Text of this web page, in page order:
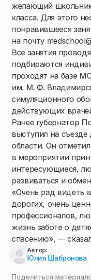
желающий
класса. Для этого
понравившееся
на почту
Все занятия
подбираются
проходят на базе
им. М. Ф.
симуляционного
действующих
Ранее губернатор
выступил на
области. Он
в мероприятии
интересующиеся,
развиваться и
«Очень рад видеть
дорогих, очень
профессионалов,
жизнь заботе о
спасению», —
Автор:
Юлия Шабронова
Поделиться